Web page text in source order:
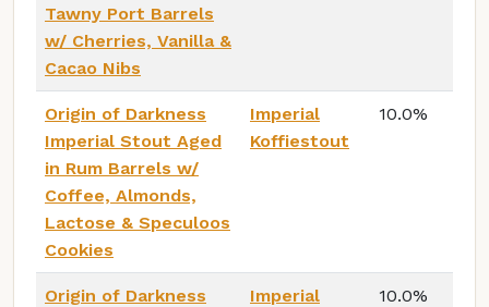
Tawny Port Barrels
w/ Cherries, Vanilla &
Cacao Nibs
Origin of Darkness
Imperial Stout Aged
in Rum Barrels w/
Coffee, Almonds,
Lactose & Speculoos
Cookies
Imperial
Koffiestout
10.0%
Origin of Darkness
Imperial
10.0%